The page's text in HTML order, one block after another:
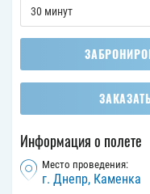
30 минут
Информация о полете
Место проведения:
г. Днепр, Каменка